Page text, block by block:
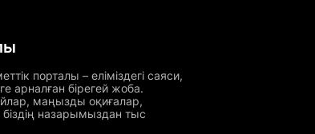
порталы – еліміздегі саяси,
арналған бірегей жоба.
маңызды оқиғалар,
назарымыздан тыс